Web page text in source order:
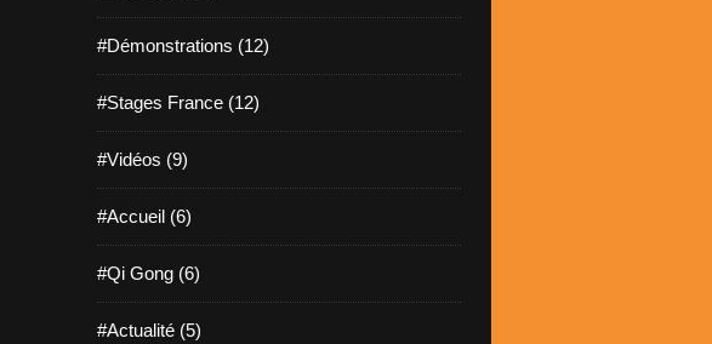
#Démonstrations (12)
#Stages France (12)
#Vidéos (9)
#Accueil (6)
#Qi Gong (6)
#Actualité (5)